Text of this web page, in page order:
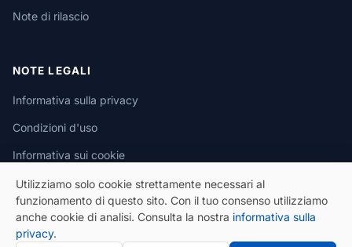
Note di rilascio
NOTE LEGALI
Informativa sulla privacy
Condizioni d'uso
Informativa sui cookie
Utilizziamo solo cookie strettamente necessari al
funzionamento di questo sito. Con il tuo consenso utilizziamo
anche cookie di analisi. Consulta la nostra informativa sulla
privacy.